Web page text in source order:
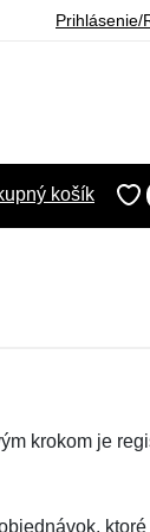
Prihlásenie/
košík
krokom je